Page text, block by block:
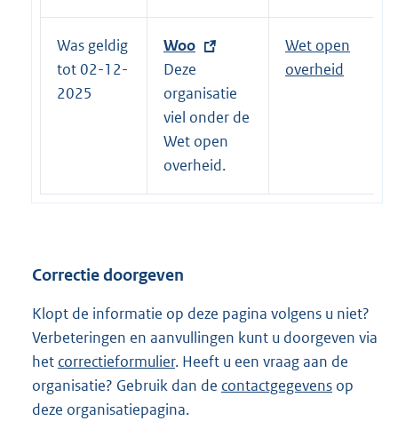
n
k
:
Was geldig
tot 02-12-
2025
E
x
t
e
r
n
e
k
:
Woo
Deze
organisatie
viel onder de
Wet open
overheid.
Wet open
overheid
Correctie doorgeven
Klopt de informatie op deze pagina volgens u niet?
Verbeteringen en aanvullingen kunt u doorgeven via
het correctieformulier. Heeft u een vraag aan de
organisatie? Gebruik dan de contactgegevens op
deze organisatiepagina.